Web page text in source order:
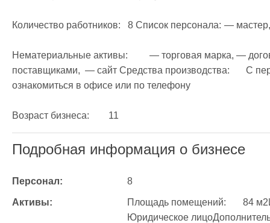
Количество работников:	8 Список персонала:	— мастер, — 6 швей,  — продавец
Нематериальные активы:	 — торговая марка, — договора на реализацию,  — договора с
поставщиками,  — сайт Средства производства:	 С перечнем оборудования вы можете
ознакомиться в офисе или по телефону
Возраст бизнеса:	11
Подробная информация о бизнесе
Персонал: 8
Активы:
Площадь помещений:	84 м2Информация об арендодателе:
Юридическое